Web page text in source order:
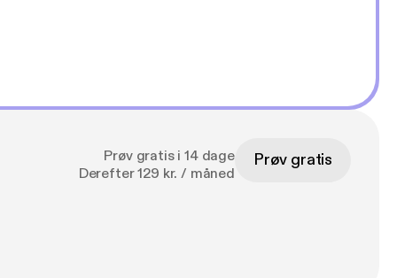
Prøv gratis i 14 dage
Derefter 129 kr. / måned
Prøv gratis